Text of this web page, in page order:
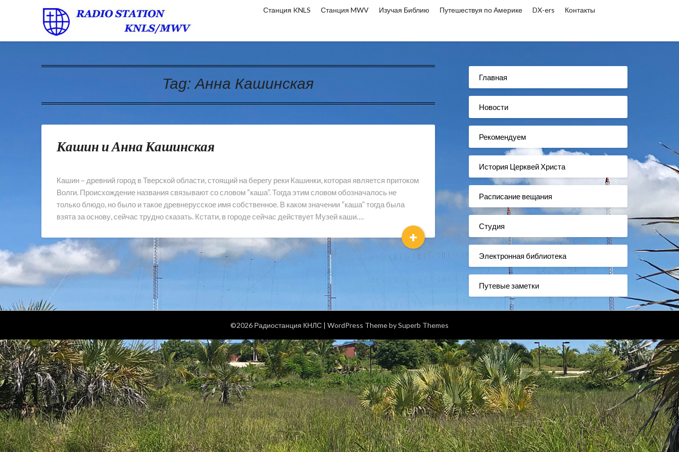
Станция KNLS Станция MWV Изучая Библию Путешествуя по Америке DX-ers Контакты
Tag:Анна Кашинская
Кашин и Анна Кашинская
Кашин – древний город в Тверской области, стоящий на берегу реки Кашинки, которая является притоком
Волги. Происхождение названия связывают со словом “каша”. Тогда этим словом обозначалось не
только блюдо, но было и такое древнерусское имя собственное. В каком значении “каша” тогда была
взята за основу, сейчас трудно сказать. Кстати, в городе сейчас действует Музей каши….
+
Главная
Новости
Рекомендуем
История Церквей Христа
Расписание вещания
Студия
Электронная библиотека
Путевые заметки
©2026 Радиостанция КНЛС | WordPress Theme bySuperb Themes